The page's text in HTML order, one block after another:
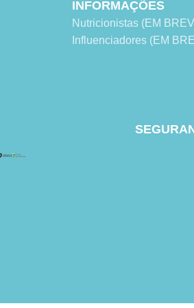
INFORMAÇÕES
Nutricionistas (EM
Influenciadores (EM